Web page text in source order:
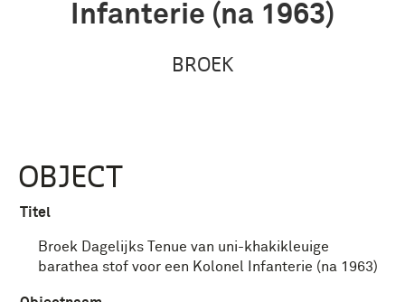
Infanterie (na 1963)
BROEK
OBJECT
Titel
Broek Dagelijks Tenue van uni-khakikleuige
barathea stof voor een Kolonel Infanterie (na 1963)